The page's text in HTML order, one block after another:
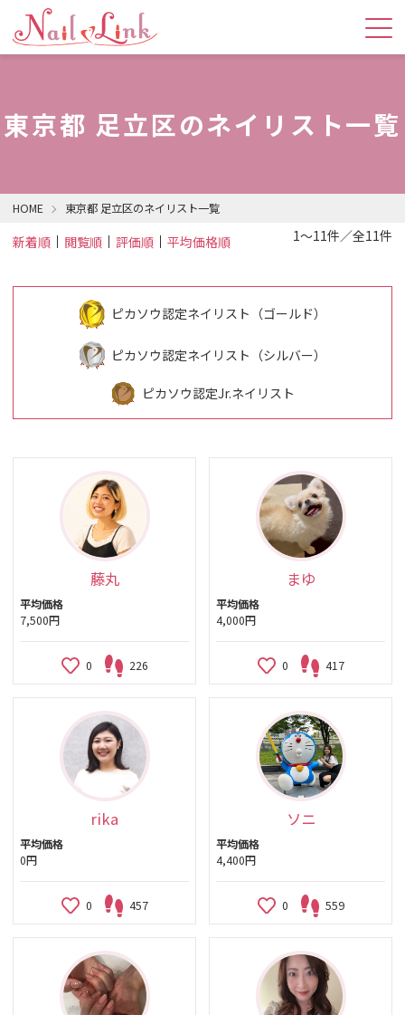
東京都 足立区のネイリスト一覧
HOME 東京都 足立区のネイリスト一覧
新着順 閲覧順 評価順 平均価格順 1～11件／全11件
ピカソウ認定ネイリスト（ゴールド）
ピカソウ認定ネイリスト（シルバー）
ピカソウ認定Jr.ネイリスト
藤丸
平均価格
7,500円
0 226
まゆ
平均価格
4,000円
0 417
rika
平均価格
0円
0 457
ソニ
平均価格
4,400円
0 559